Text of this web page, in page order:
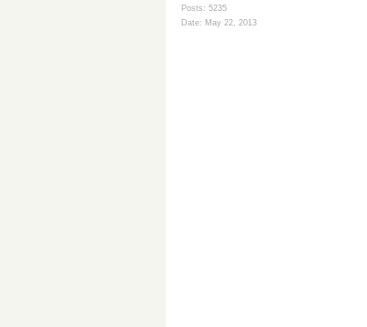
Posts: 5235
Date: May 22, 2013